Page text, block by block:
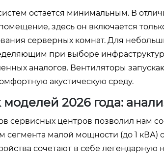
остается минимальным. В
здесь он включается
серверных комнат. Для
при выборе
аналогов. Вентиляторы
акустическую среду.
2026 года:
сервисных центров позволил нам
сегмента малой мощности (до 1 кВА)
сочетают в себе